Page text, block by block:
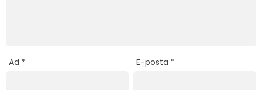
Ad * E-posta *